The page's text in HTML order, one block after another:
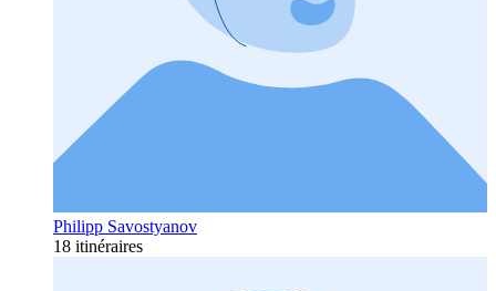
Philipp Savostyanov
18 itinéraires